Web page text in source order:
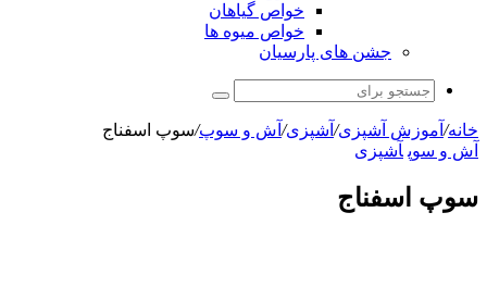
خواص گیاهان
خواص میوه ها
جشن های پارسیان
جستجو
خانه/ آموزش آشپزی/ آشپزی/ آش و سوپ/سوپ اسفناج
آش و سوپ آشپزی
سوپ اسفناج